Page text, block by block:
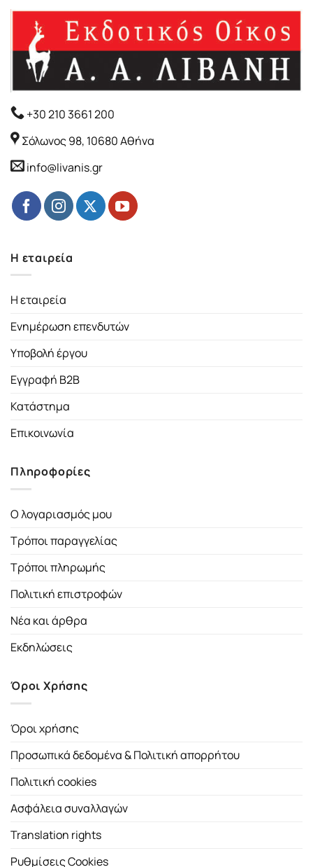
+30 210 3661 200
Σόλωνος 98, 10680 Αθήνα
info@livanis.gr
Η εταιρεία
Η εταιρεία
Ενημέρωση επενδυτών
Υποβολή έργου
Εγγραφή B2B
Κατάστημα
Επικοινωνία
Πληροφορίες
Ο λογαριασμός μου
Τρόποι παραγγελίας
Τρόποι πληρωμής
Πολιτική επιστροφών
Νέα και άρθρα
Εκδηλώσεις
Όροι Χρήσης
Όροι χρήσης
Προσωπικά δεδομένα & Πολιτική απορρήτου
Πολιτική cookies
Ασφάλεια συναλλαγών
Translation rights
Ρυθμίσεις Cookies